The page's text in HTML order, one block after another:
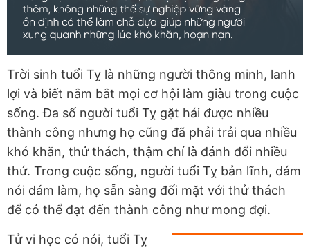
Trời sinh tuổi Tỵ là những người thông minh, lanh
lợi và biết nắm bắt mọi cơ hội làm giàu trong cuộc
sống. Đa số người tuổi Tỵ gặt hái được nhiều
thành công nhưng họ cũng đã phải trải qua nhiều
khó khăn, thử thách, thậm chí là đánh đổi nhiều
thứ. Trong cuộc sống, người tuổi Tỵ bản lĩnh, dám
nói dám làm, họ sẵn sàng đối mặt với thử thách
để có thể đạt đến thành công như mong đợi.
Tử vi học có nói, tuổi Tỵ